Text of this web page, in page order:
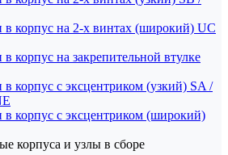
корпус на 2-х винтах (широкий) UC
корпус на закрепительной втулке
корпус с эксцентриком (узкий) SA /
корпус с эксцентриком (широкий)
корпуса и узлы в сборе